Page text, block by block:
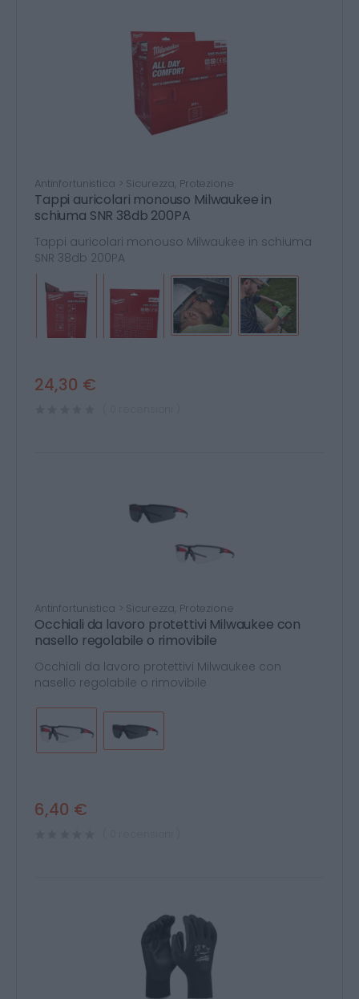
Antinfortunistica > Sicurezza, Protezione
Tappi auricolari monouso Milwaukee in
schiuma SNR 38db 200PA
Tappi auricolari monouso Milwaukee in schiuma
SNR 38db 200PA
24,30 €
Antinfortunistica > Sicurezza, Protezione
Occhiali da lavoro protettivi Milwaukee con
nasello regolabile o rimovibile
Occhiali da lavoro protettivi Milwaukee con
nasello regolabile o rimovibile
6,40 €